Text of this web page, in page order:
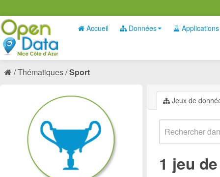
Accueil Données Applications
Thématiques Sport
Jeux de
1 jeu